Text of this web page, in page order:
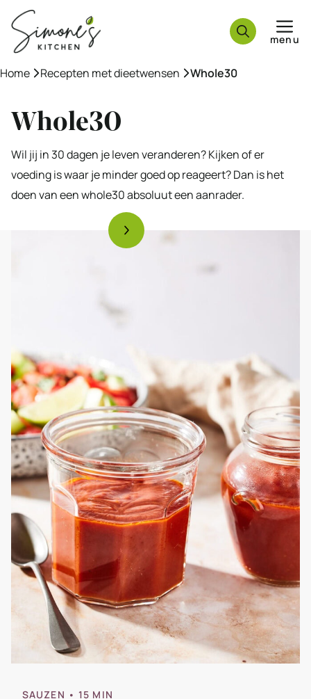
naar
inhoud
menu
Home »Recepten met dieetwensen »Whole30
Whole30
Wil jij in 30 dagen je leven veranderen? Kijken of er
voeding is waar je minder goed op reageert? Dan is het
doen van een whole30 absoluut een aanrader.
SAUZEN • 15 MIN